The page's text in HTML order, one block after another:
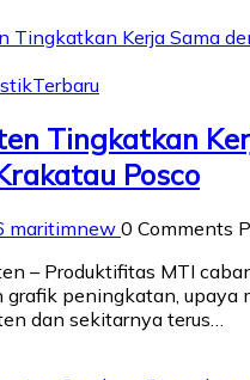
Terbaru
Tingkatkan
Posco
maritimnew 0 Comments
– Produktifitas MTI
grafik peningkatan, upaya
dan sekitarnya terus…